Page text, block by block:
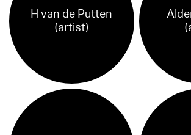
H van de Putten
(artist)